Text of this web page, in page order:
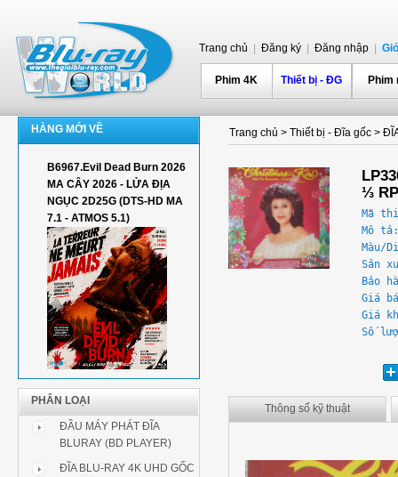
Trang chủ Đăng ký Đăng nhập
Phim 4K Thiết bị - ĐG Phim
HÀNG MỚI VỀ
B6967.Evil Dead Burn 2026
MA CÂY 2026 - LỬA ĐỊA
NGỤC 2D25G (DTS-HD MA
7.1 - ATMOS 5.1)
PHÂN LOẠI
ĐẦU MÁY PHÁT ĐĨA
BLURAY (BD PLAYER)
ĐĨA BLU-RAY 4K UHD GỐC
Trang chủ > Thiết bị - Đĩa gốc >
⅓
Mã
Mô
Màu/
Sản
Bảo
Giá
Giá
Số
Thông số kỹ thuật